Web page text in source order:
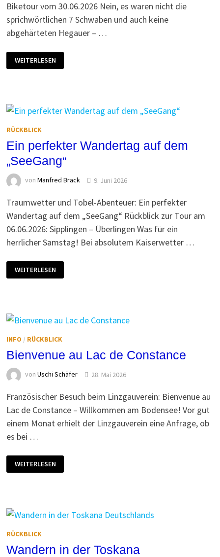
Biketour vom 30.06.2026 Nein, es waren nicht die
sprichwörtlichen 7 Schwaben und auch keine
abgehärteten Hegauer – …
„HITZESCHLACHT“
DER
WEITERLESEN
RÜCKBLICK
Ein perfekter Wandertag auf dem
„SeeGang“
von Manfred Brack 9. Juni 2026
Traumwetter und Tobel-Abenteuer: Ein perfekter
Wandertag auf dem „SeeGang“ Rückblick zur Tour am
06.06.2026: Sipplingen – Überlingen Was für ein
herrlicher Samstag! Bei absolutem Kaiserwetter …
PERFEKTER
WANDERTAG
WEITERLESEN
INFO / RÜCKBLICK
Bienvenue au Lac de Constance
von Uschi Schäfer 28. Mai 2026
Französischer Besuch beim Linzgauverein: Bienvenue au
Lac de Constance – Willkommen am Bodensee! Vor gut
einem Monat erhielt der Linzgauverein eine Anfrage, ob
es bei …
AU
LAC
WEITERLESEN
RÜCKBLICK
Wandern in der Toskana